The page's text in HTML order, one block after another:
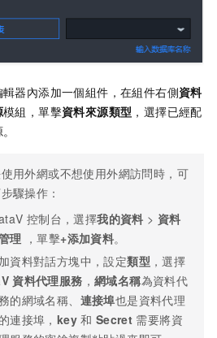
器內添加一個組件，在組件右側資料
模組，單擊資料來源類型 ，選擇已經配
用外網或不想使用外網訪問時，可
驟操作：
控制台，選擇我的資料 > 資料
理 ，單擊+添加資料。
資料對話方塊中，設定類型 ，選擇
資料代理服務 ， 網域名稱為資料代
的網域名稱、 連接埠也是資料代理
連接埠， key 和 Secret 需要將資